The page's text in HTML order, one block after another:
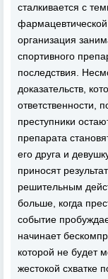
сталкивается с
организация
спортивного
последствия.
доказательств,
ответственности,
преступники
препарата
его друга и
приносят
решительным
больше, когда
событие
начинает
которой не будет
жестокой схватке